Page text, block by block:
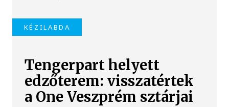
KÉZILABDA
Tengerpart helyett
edzőterem: visszatértek
a One Veszprém sztárjai